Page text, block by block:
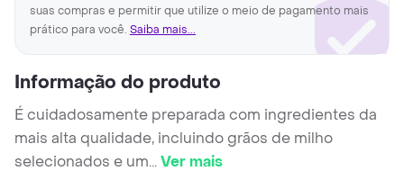
suas compras e permitir que utilize o meio de pagamento mais
prático para você. Saiba mais...
Informação do produto
É cuidadosamente preparada com ingredientes da
mais alta qualidade, incluindo grãos de milho
selecionados e um...Ver mais